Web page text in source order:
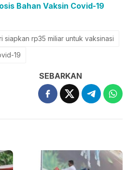
Bahan Vaksin Covid-19
siapkan rp35 miliar untuk vaksinasi
19
SEBARKAN